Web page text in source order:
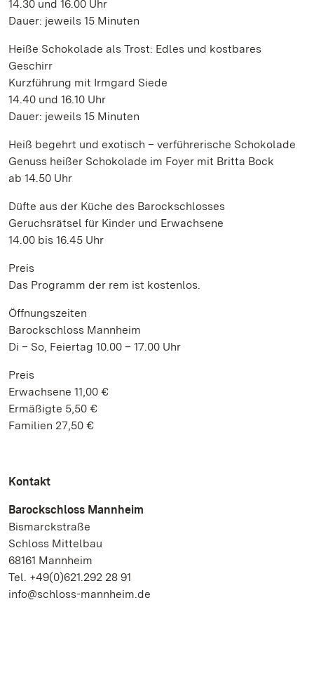
14.30 und 16.00 Uhr
Dauer: jeweils 15 Minuten
Heiße Schokolade als Trost: Edles und kostbares
Geschirr
Kurzführung mit Irmgard Siede
14.40 und 16.10 Uhr
Dauer: jeweils 15 Minuten
Heiß begehrt und exotisch – verführerische Schokolade
Genuss heißer Schokolade im Foyer mit Britta Bock
ab 14.50 Uhr
Düfte aus der Küche des Barockschlosses
Geruchsrätsel für Kinder und Erwachsene
14.00 bis 16.45 Uhr
Preis
Das Programm der rem ist kostenlos.
Öffnungszeiten
Barockschloss Mannheim
Di – So, Feiertag 10.00 – 17.00 Uhr
Preis
Erwachsene 11,00 €
Ermäßigte 5,50 €
Familien 27,50 €
Kontakt
Barockschloss Mannheim
Bismarckstraße
Schloss Mittelbau
68161 Mannheim
Tel. +49(0)621.292 28 91
info@schloss-mannheim.de